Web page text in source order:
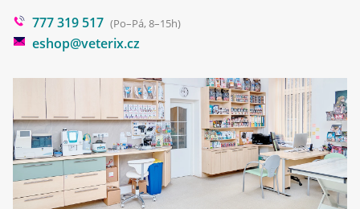
Blog
777 319 517 (Po–Pá, 8–15h)
eshop@veterix.cz